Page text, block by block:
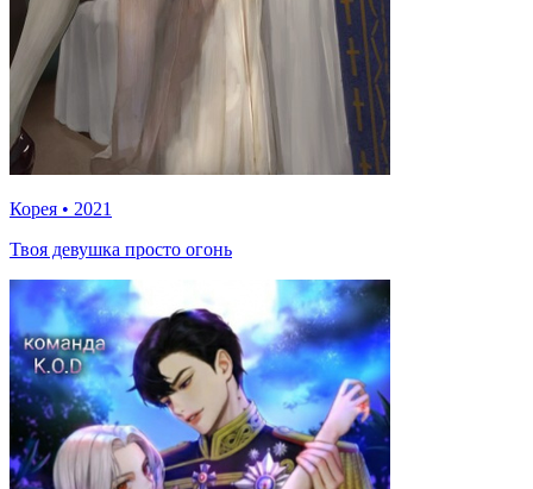
Корея • 2021
Твоя девушка просто огонь